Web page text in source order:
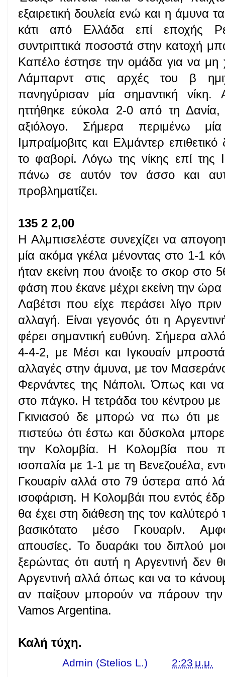
εξαιρετική δουλεία ενώ και η άμυνα
κάτι από Ελλάδα επί εποχής
συντριπτικά ποσοστά στην κατοχή
Καπέλο έστησε την ομάδα για να μη
Λάμπαρντ στις αρχές του β
πανηγύρισαν μία σημαντική
ηττήθηκε εύκολα 2-0 από τη Δανία,
αξιόλογο. Σήμερα περιμένω
Ιμπραίμοβιτς και Ελμάντερ
το φαβορί. Λόγω της νίκης επί της
πάνω σε αυτόν τον άσσο και
προβληματίζει.
135 2 2,00
Η Αλμπισελέστε συνεχίζει να
μία ακόμα γκέλα μένοντας στο 1-1
ήταν εκείνη που άνοιξε το σκορ στο
φάση που έκανε μέχρι εκείνη την ώρα
Λαβέτσι που είχε περάσει λίγο
αλλαγή. Είναι γεγονός ότι η
φέρει σημαντική ευθύνη. Σήμερα
4-4-2, με Μέσι και Ιγκουαίν
αλλαγές στην άμυνα, με τον
Φερνάντες της Νάπολι. Όπως και να
στο πάγκο. Η τετράδα του κέντρου
Γκινιασού δε μπορώ να πω ότι με
πιστεύω ότι έστω και δύσκολα
την Κολομβία. Η Κολομβία που
ισοπαλία με 1-1 με τη Βενεζουέλα,
Γκουαρίν αλλά στο 79 ύστερα από
ισοφάριση. Η Κολομβάι που εντός
θα έχει στη διάθεση της τον
βασικότατο μέσο Γκουαρίν.
απουσίες. Το δυαράκι του διπλού
ξερώντας ότι αυτή η Αργεντινή δεν
Αργεντινή αλλά όπως και να το
αν παίξουν μπορούν να πάρουν
Vamos Argentina.
Καλή τύχη.
Admin (Stelios L.) 2:23 μ.μ.